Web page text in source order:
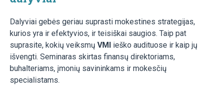
Dalyviai gebės geriau suprasti mokestines strategijas,
kurios yra ir efektyvios, ir teisiškai saugios. Taip pat
suprasite, kokių veiksmų VMI ieško audituose ir kaip jų
išvengti. Seminaras skirtas finansų direktoriams,
buhalteriams, įmonių savininkams ir mokesčių
specialistams.